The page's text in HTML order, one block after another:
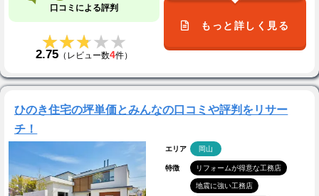
口コミによる評判
★★★★★
★★★★★
2.75 （レビュー数4件）
もっと詳しく見る
ひのき住宅の坪単価とみんなの口コミや評判をリサー
チ！
エリア 岡山
特徴 リフォームが得意な工務店
地震に強い工務店